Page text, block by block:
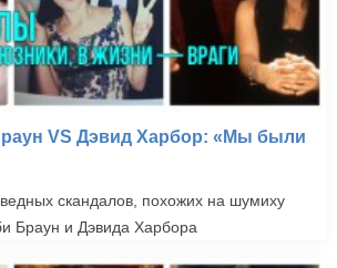
VS Дэвид Харбор: «Мы были
скандалов, похожих на шумиху
Браун и Дэвида Харбора